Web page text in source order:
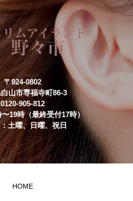
〒924-0802
山市専福寺町86-3
0120-905-812
〜19時（最終受付17時）
土曜、日曜、祝日
HOME